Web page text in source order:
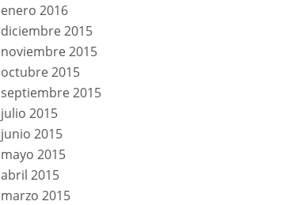
enero 2016
diciembre 2015
noviembre 2015
octubre 2015
septiembre 2015
julio 2015
junio 2015
mayo 2015
abril 2015
marzo 2015